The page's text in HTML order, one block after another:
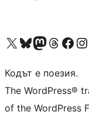
Visit our X (formerly Twitter) account
Visit our Bluesky account
Visit our Mastodon account
Visit our Threads
Посетете
Кодът е поезия.
The WordPress®
of the WordPress